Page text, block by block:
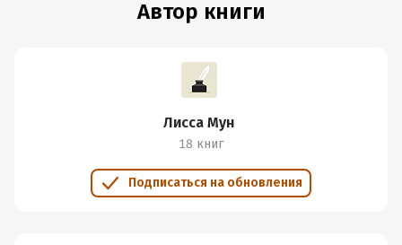
Автор книги
Лисса Мун
18 книг
Подписаться на обновления